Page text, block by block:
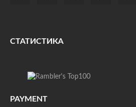
СТАТИСТИКА
PAYMENT